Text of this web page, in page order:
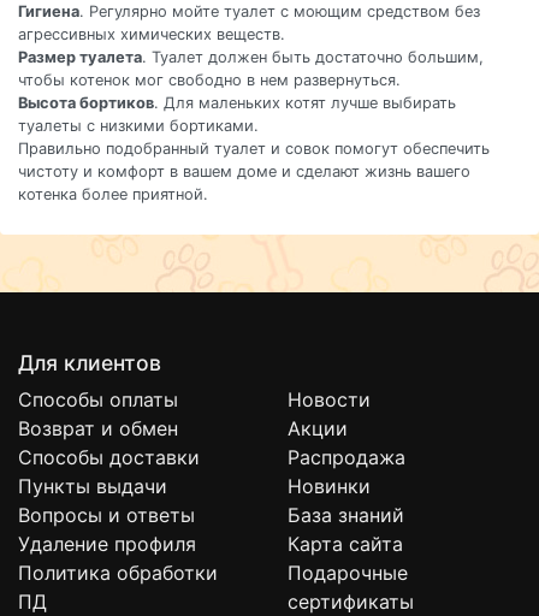
Гигиена. Регулярно мойте туалет с моющим средством без
агрессивных химических веществ.
Размер туалета. Туалет должен быть достаточно большим,
чтобы котенок мог свободно в нем развернуться.
Высота бортиков. Для маленьких котят лучше выбирать
туалеты с низкими бортиками.
Правильно подобранный туалет и совок помогут обеспечить
чистоту и комфорт в вашем доме и сделают жизнь вашего
котенка более приятной.
Для клиентов
Способы оплаты
Возврат и обмен
Способы доставки
Пункты выдачи
Вопросы и ответы
Удаление профиля
Политика обработки
ПД
Новости
Акции
Распродажа
Новинки
База знаний
Карта сайта
Подарочные
сертификаты